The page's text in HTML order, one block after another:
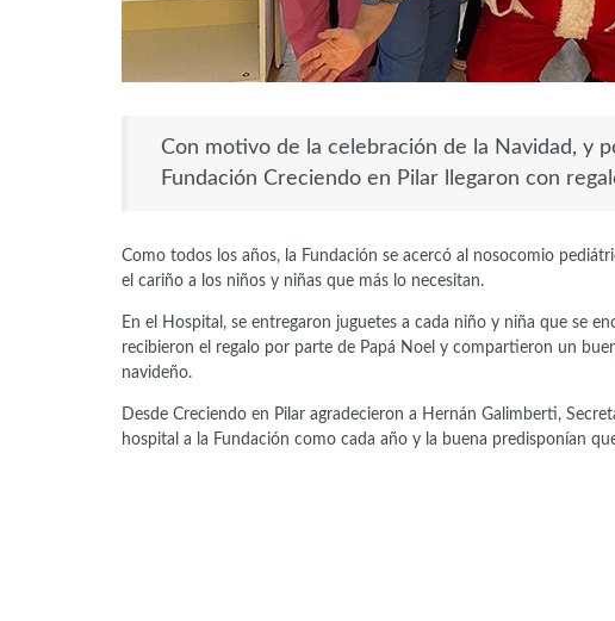
Con motivo de la celebración de la Navidad, y
Fundación Creciendo en Pilar llegaron con
Como todos los años, la Fundación se acercó al nosocomio
el cariño a los niños y niñas que más lo necesitan.
En el Hospital, se entregaron juguetes a cada niño y niña que se
recibieron el regalo por parte de Papá Noel y compartieron un
navideño.
Desde Creciendo en Pilar agradecieron a Hernán Galimberti,
hospital a la Fundación como cada año y la buena predisponían